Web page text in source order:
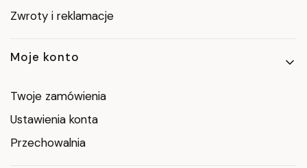
Zwroty i reklamacje
Moje konto
Twoje zamówienia
Ustawienia konta
Przechowalnia